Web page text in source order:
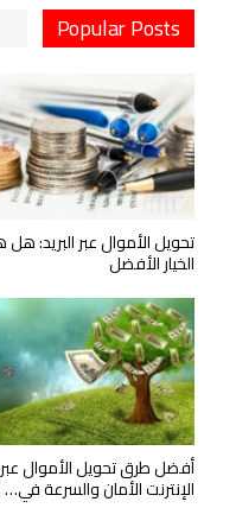
Popular Posts
تحويل الأموال عبر البريد:
الخيار الأفضل
أفضل طرق تحويل الأموال عبر
الإنترنت الأمان والسرعة في…